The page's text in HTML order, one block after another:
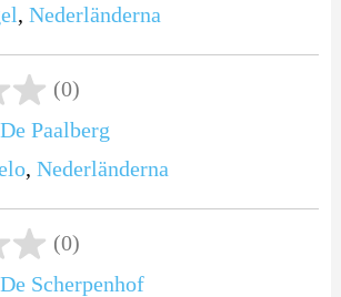
, Nederländerna
(0)
Paalberg
, Nederländerna
(0)
Scherpenhof